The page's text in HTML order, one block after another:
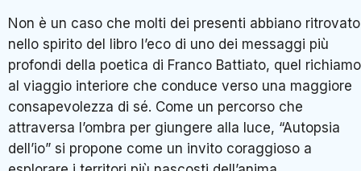
Non è un caso che molti dei presenti abbiano ritrovato
nello spirito del libro l’eco di uno dei messaggi più
profondi della poetica di Franco Battiato, quel richiamo
al viaggio interiore che conduce verso una maggiore
consapevolezza di sé. Come un percorso che
attraversa l’ombra per giungere alla luce, “Autopsia
dell’io” si propone come un invito coraggioso a